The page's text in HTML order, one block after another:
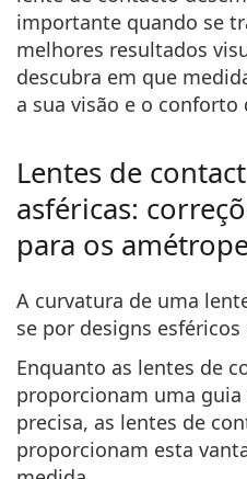
Persol
Prada
Todas as marcas
importante quando se
melhores resultados
descubra em que
a sua visão e o conforto
Lentes de
asféricas:
para os
A curvatura de uma
se por designs esféricos
Enquanto as lentes de
proporcionam uma
precisa, as lentes de
proporcionam esta